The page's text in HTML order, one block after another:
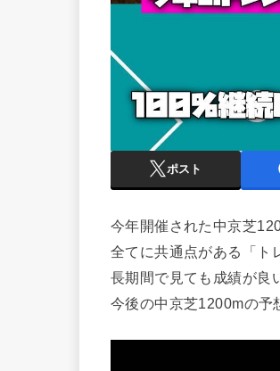
ポスト
今年開催された中京芝
全てに共通点がある「ト
長期間で見ても成績が良
今後の中京芝1200mの予